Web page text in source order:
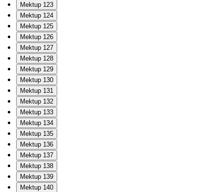
Mektup 123
Mektup 124
Mektup 125
Mektup 126
Mektup 127
Mektup 128
Mektup 129
Mektup 130
Mektup 131
Mektup 132
Mektup 133
Mektup 134
Mektup 135
Mektup 136
Mektup 137
Mektup 138
Mektup 139
Mektup 140